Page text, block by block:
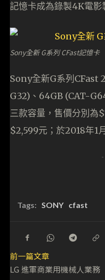
記憶卡成為錄製4K電影
Sony全新 G系列 CFast記憶卡
Sony全新G系列CFast
G32)、64GB (CAT-
三款容量，售價分別為
$2,599元；於2018年1
-
Tags: SONY cfast
前一篇文章
LG 進軍商業用機械人業務